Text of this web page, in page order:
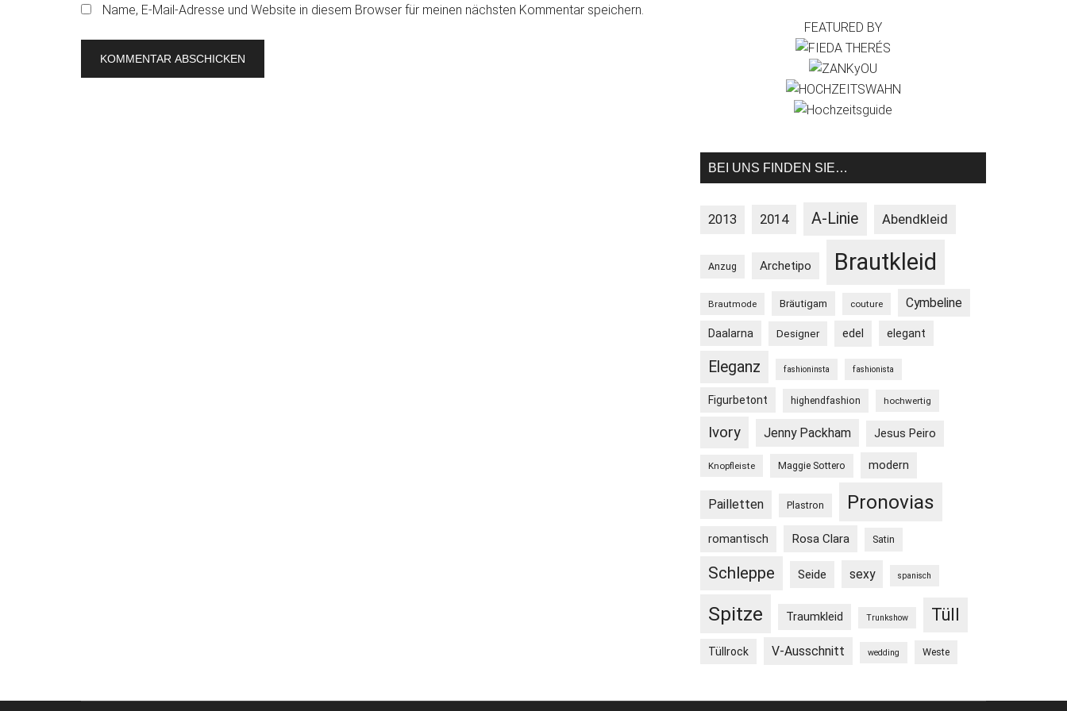
Name, E-Mail-Adresse und Website in diesem Browser für meinen nächsten Kommentar speichern.
FEATURED BY
BEI UNS FINDEN SIE…
2013 2014 A-Linie Abendkleid
Anzug Archetipo Brautkleid
Brautmode Bräutigam couture Cymbeline
Daalarna Designer edel elegant
Eleganz fashioninsta fashionista
Figurbetont highendfashion hochwertig
Ivory Jenny Packham Jesus Peiro
Knopfleiste Maggie Sottero modern
Pailletten Plastron Pronovias
romantisch Rosa Clara Satin
Schleppe Seide sexy spanisch
Spitze Traumkleid Trunkshow Tüll
Tüllrock V-Ausschnitt wedding Weste